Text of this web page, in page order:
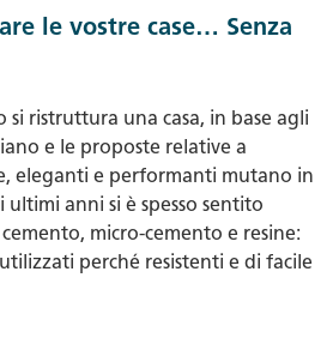
le vostre case… Senza
si ristruttura una casa, in base agli
e le proposte relative a
eleganti e performanti mutano in
ultimi anni si è spesso sentito
micro-cemento e resine:
perché resistenti e di facile